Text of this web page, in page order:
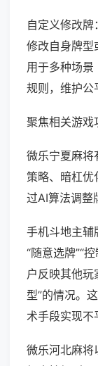
自定义修改牌
修改自身牌型
用于多种场
规则，维护公
聚焦相关游戏
微乐宁夏麻将
策略、暗杠
过AI算法调整
手机斗地主辅
“随意选牌”“
户反映其他玩
型”的情况。
术手段实现不
微乐河北麻将